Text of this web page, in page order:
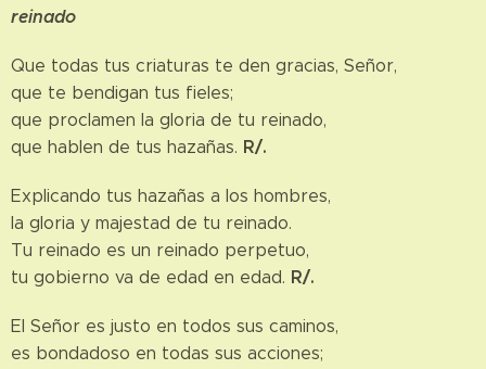
reinado
Que todas tus criaturas te den gracias, Señor,
que te bendigan tus fieles;
que proclamen la gloria de tu reinado,
que hablen de tus hazañas. R/.
Explicando tus hazañas a los hombres,
la gloria y majestad de tu reinado.
Tu reinado es un reinado perpetuo,
tu gobierno va de edad en edad. R/.
El Señor es justo en todos sus caminos,
es bondadoso en todas sus acciones;